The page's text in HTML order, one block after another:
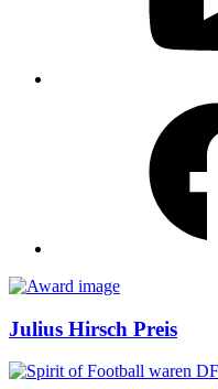
Awards
Julius Hirsch Preis